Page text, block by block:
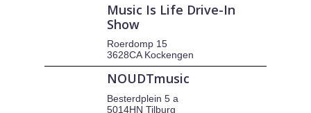
Music Is Life Drive-In
Show
Roerdomp 15
3628CA Kockengen
NOUDTmusic
Besterdplein 5 a
5014HN Tilburg